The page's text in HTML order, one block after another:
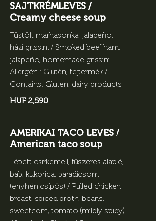
SAJTKRÉMLEVES /
Creamy cheese soup
Füstölt marhasonka, jalapeño,
házi grissini / Smoked beef ham,
jalapeño, homemade grissini
Allergén : Glutén, tejtermék /
Contains: Gluten, dairy products
HUF 2,590
AMERIKAI TACO LEVES /
American taco soup
Tépett csirkemell, fűszeres alaplé,
bab, kukorica, paradicsom
(enyhén csípős) / Pulled chicken
breast, spiced broth, beans,
sweetcorn, tomato (mildly spicy)